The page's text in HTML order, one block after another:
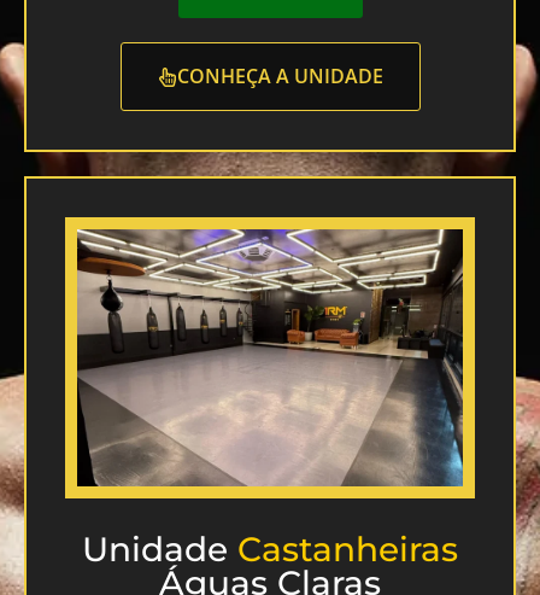
CONHEÇA A UNIDADE
Unidade Castanheiras
Águas Claras